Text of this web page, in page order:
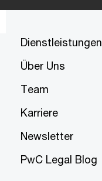
Dienstleistungen
Über Uns
Team
Karriere
Newsletter
PwC Legal Blog